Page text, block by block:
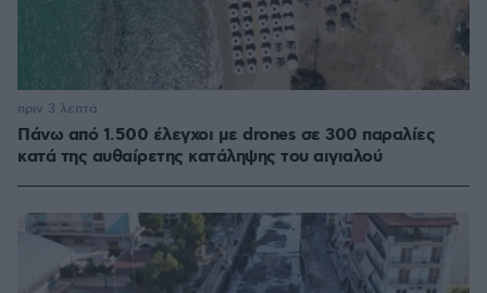
Πάνω από 1.500 έλεγχοι με drones σε 300 παραλίες
κατά της αυθαίρετης κατάληψης του αιγιαλού
πριν 3 λεπτά